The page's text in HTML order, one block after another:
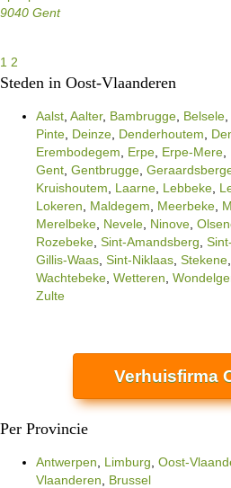
9040 Gent
1 2
Steden in Oost-Vlaanderen
Aalst Aalter, Bambrugge Belsele
Pinte Deinze Denderhoutem
Erembodegem
Erpe Erpe-Mere
Gent Gentbrugge
Kruishoutem
Laarne Lebbeke
Lokeren
Maldegem Meerbeke
Merelbeke Nevele Ninove
Rozebeke Sint-Amandsberg
Gillis-Waas Sint-Niklaas Stekene
Wachtebeke Wetteren
Zulte
Verhuisfirma
Per Provincie
Antwerpen Limburg Oost-
Vlaanderen
Brussel